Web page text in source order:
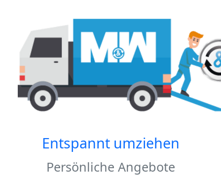
Entspannt umziehen
Persönliche Angebote